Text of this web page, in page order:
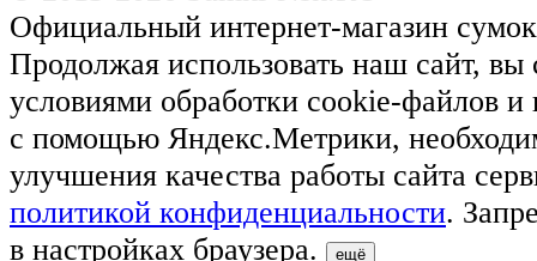
Официальный интернет-магазин
Продолжая использовать наш сайт, вы
условиями обработки cookie-файлов и
с помощью Яндекс.Метрики,
улучшения качества работы сайта
политикой конфиденциальности.
в настройках браузера.
ещё